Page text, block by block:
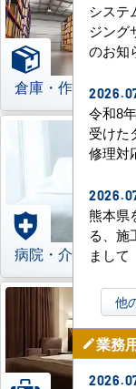
倉庫・作業場
病院・介護施設
システ
ジング
のお知
令和8
受けた
修理対
熊本県
る、施
まして
他
mode_edit業務